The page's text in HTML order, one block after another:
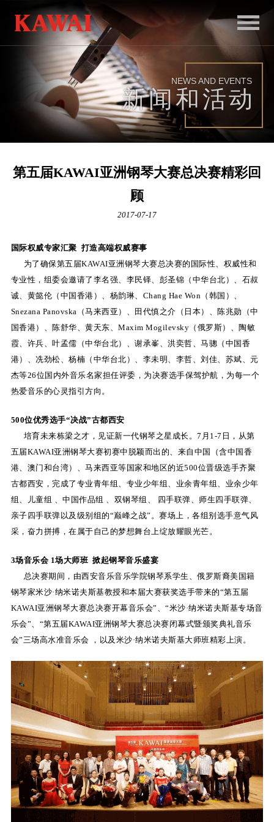
首
页
新
室
KAWAI
官方网
站
NEWS AND EVENTS
新闻和活动
第五届KAWAI亚洲钢琴大赛总决赛精彩回
顾
2017-07-17
国际权威专家汇聚 打造高端权威赛事
为了确保第五届KAWAI亚洲钢琴大赛总决赛的国际性、权威性和
专业性，组委会邀请了李名强、李民铎、彭圣锦（中华台北）、石叔
诚、黄懿伦（中国香港）、杨韵琳、Chang Hae Won（韩国）、
Snezana Panovska（马来西亚）、田代慎之介（日本）、陈兆勋（中
国香港）、陈舒华、黄天东、Maxim Mogilevsky（俄罗斯）、陶敏
霞、许兵、叶孟儒（中华台北）、谢承峯、洪奕哲、马骢（中国香
港）、冼劲松、杨楠（中华台北）、李未明、李哲、刘佳、苏斌、元
杰等26位国内外音乐名家担任评委，为决赛选手保驾护航，为每一个
热爱音乐的心灵指引方向。
500位优秀选手“决战”古都西安
培育未来栋梁之才，见证新一代钢琴之星成长。7月1-7日，从第
五届KAWAI亚洲钢琴大赛初赛中脱颖而出的、来自中国（含中国香
港、澳门和台湾）、马来西亚等国家和地区的近500位晋级选手齐聚
古都西安，完成了专业青年组、专业少年组、业余青年组、业余少年
组、儿童组 、中国作品组 、双钢琴组、 四手联弹、师生四手联弹、
亲子四手联弹以及级别组的“巅峰之战”。赛场上，各组别选手意气风
采，奋力拼搏，在属于自己的梦想舞台上绽放耀眼光芒。
3场音乐会 1场大师班 掀起钢琴音乐盛宴
总决赛期间，由西安音乐音乐学院钢琴系学生、俄罗斯裔美国籍
钢琴家米沙·纳米诺夫斯基教授和本届大赛获奖选手带来的“第五届
KAWAI亚洲钢琴大赛总决赛开幕音乐会”、“米沙·纳米诺夫斯基专场音
乐会”、“第五届KAWAI亚洲钢琴大赛总决赛闭幕式暨颁奖典礼音乐
会”三场高水准音乐会 ，以及米沙·纳米诺夫斯基大师班精彩上演。